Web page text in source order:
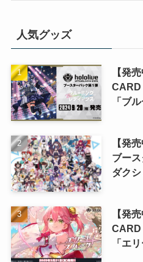
人気グッズ
【発
CARD
「ブ
【発
ブー
ダク
【発
CARD
「エ